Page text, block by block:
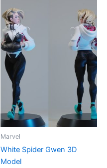
Marvel
White Spider Gwen 3D
Model